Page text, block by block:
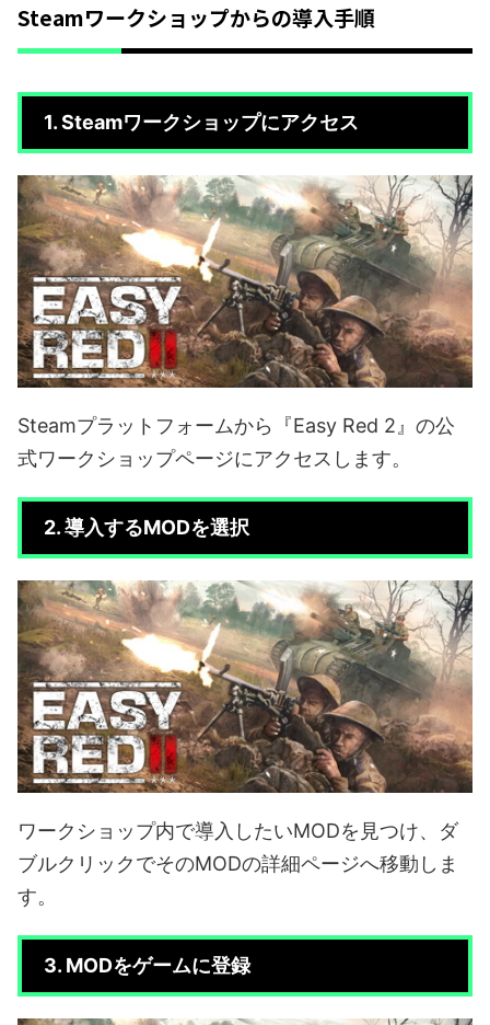
Steamワークショップからの導入手順
1. Steamワークショップにアクセス
Steamプラットフォームから『Easy Red 2』の公
式ワークショップページにアクセスします。
2. 導入するMODを選択
ワークショップ内で導入したいMODを見つけ、ダ
ブルクリックでそのMODの詳細ページへ移動しま
す。
3. MODをゲームに登録